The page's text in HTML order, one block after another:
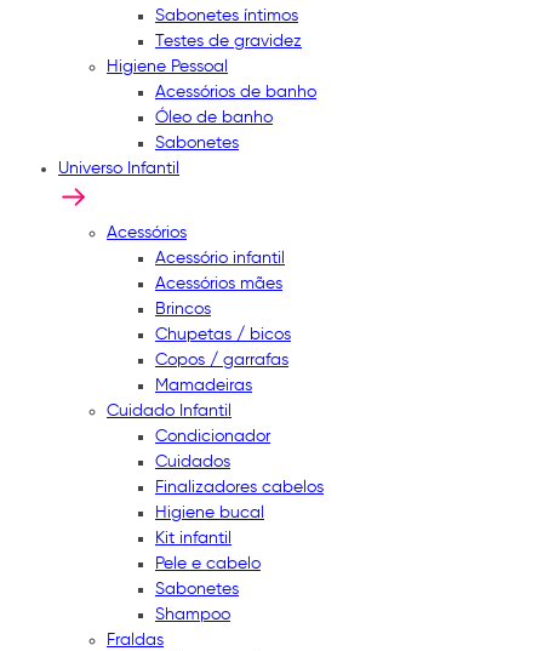
Sabonetes íntimos
Testes de gravidez
Higiene Pessoal
Acessórios de banho
Óleo de banho
Sabonetes
Universo Infantil
Acessórios
Acessório infantil
Acessórios mães
Brincos
Chupetas / bicos
Copos / garrafas
Mamadeiras
Cuidado Infantil
Condicionador
Cuidados
Finalizadores cabelos
Higiene bucal
Kit infantil
Pele e cabelo
Sabonetes
Shampoo
Fraldas